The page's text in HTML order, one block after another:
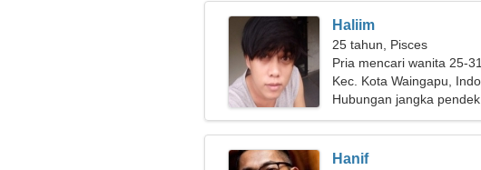
Haliim
25 tahun, Pisces
Pria mencari wanita 25-31
Kec. Kota Waingapu,
Hubungan jangka pendek
Hanif